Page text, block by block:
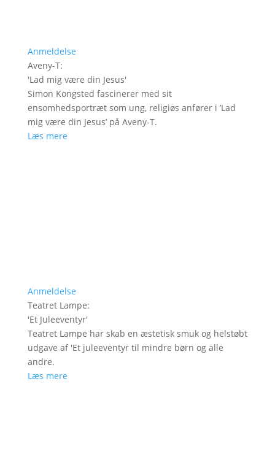
Anmeldelse
Aveny-T:
'Lad mig være din Jesus'
Simon Kongsted fascinerer med sit
ensomhedsportræt som ung, religiøs anfører i ’Lad
mig være din Jesus’ på Aveny-T.
Læs mere
Anmeldelse
Teatret Lampe:
'Et Juleeventyr'
Teatret Lampe har skab en æstetisk smuk og helstøbt
udgave af 'Et juleeventyr til mindre børn og alle
andre.
Læs mere